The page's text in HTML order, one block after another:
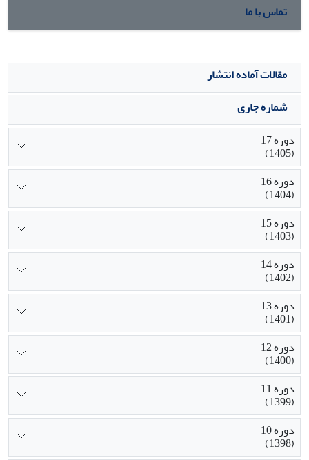
تماس با ما
مقالات آماده انتشار
شماره جاری
دوره 17
(1405)
دوره 16
(1404)
دوره 15
(1403)
دوره 14
(1402)
دوره 13
(1401)
دوره 12
(1400)
دوره 11
(1399)
دوره 10
(1398)